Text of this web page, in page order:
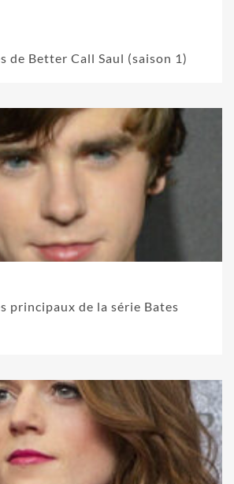
de Better Call Saul (saison 1)
principaux de la série Bates